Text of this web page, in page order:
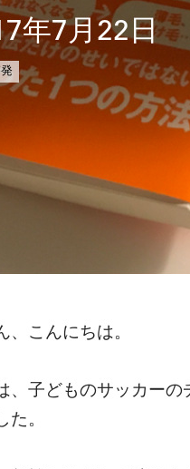
年7月22日
、こんにちは。
、子どものサッカー
た。